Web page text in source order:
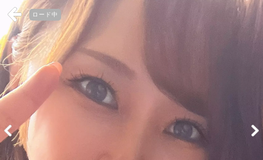
ロード中